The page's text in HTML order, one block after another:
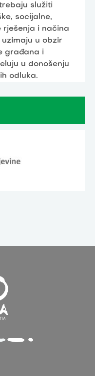
služiti
socijalne,
rješenja i načina
u obzir
građana i
u donošenju
odluka.